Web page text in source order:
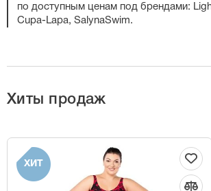
по доступным ценам под брендами:
Cupa-Lapa, SalynaSwim.
Хиты продаж
ХИТ